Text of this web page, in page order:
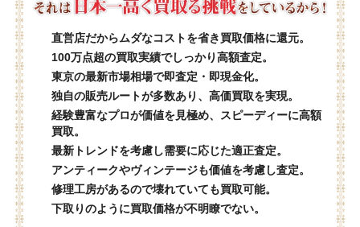
直営店だからムダなコストを省き買取価格に還元。
100万点超の買取実績でしっかり高額査定。
東京の最新市場相場で即査定・即現金化。
独自の販売ルートが多数あり、高価買取を実現。
経験豊富なプロが価値を見極め、スピーディーに高額
買取。
最新トレンドを考慮し需要に応じた適正査定。
アンティークやヴィンテージも価値を考慮し査定。
修理工房があるので壊れていても買取可能。
下取りのように買取価格が不明瞭でない。